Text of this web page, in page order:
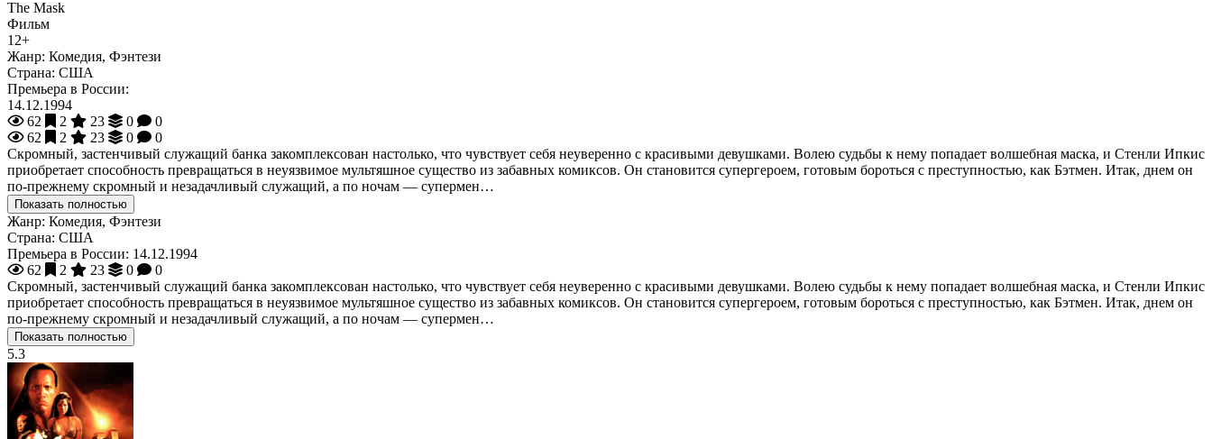
The Mask
Фильм
12+
Жанр: Комедия, Фэнтези
Страна: США
Премьера в России:
14.12.1994
62
2 23 0
0
62
2 23 0
0
Скромный, застенчивый служащий банка закомплексован настолько, что чувствует себя неуверенно с красивыми девушками. Волею судьбы к нему попадает волшебная маска, и Стенли Ипкис
приобретает способность превращаться в неуязвимое мультяшное существо из забавных комиксов. Он становится супергероем, готовым бороться с преступностью, как Бэтмен. Итак, днем он
по-прежнему скромный и незадачливый служащий, а по ночам — супермен…
Показать полностью
Жанр: Комедия, Фэнтези
Страна: США
Премьера в России: 14.12.1994
62
2 23 0
0
Скромный, застенчивый служащий банка закомплексован настолько, что чувствует себя неуверенно с красивыми девушками. Волею судьбы к нему попадает волшебная маска, и Стенли Ипкис
приобретает способность превращаться в неуязвимое мультяшное существо из забавных комиксов. Он становится супергероем, готовым бороться с преступностью, как Бэтмен. Итак, днем он
по-прежнему скромный и незадачливый служащий, а по ночам — супермен…
Показать полностью
5.3